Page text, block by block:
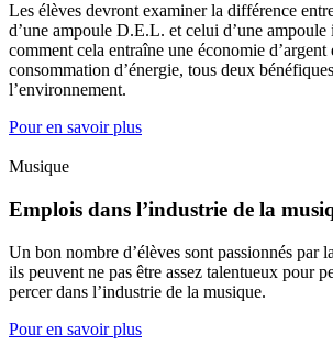
Les élèves devront examiner la différence
d’une ampoule D.E.L. et celui d’une ampoule
comment cela entraîne une économie
consommation d’énergie, tous deux
l’environnement.
Pour en savoir plus
Musique
Emplois dans l’industrie de la
Un bon nombre d’élèves sont passionnés par
ils peuvent ne pas être assez talentueux pour
percer dans l’industrie de la musique.
Pour en savoir plus